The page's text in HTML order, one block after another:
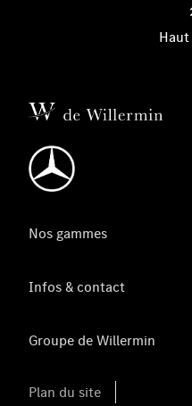
Haut
Nos gammes
Infos & contact
Groupe de Willermin
Plan du site